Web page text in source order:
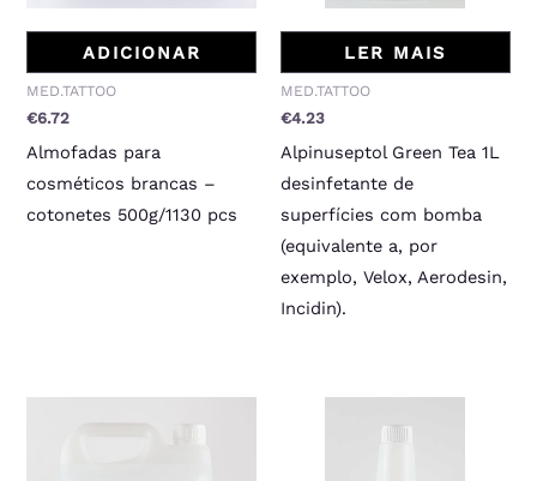
ADICIONAR
MED.TATTOO
€6.72
Almofadas para
cosméticos brancas –
cotonetes 500g/1130 pcs
LER MAIS
MED.TATTOO
€4.23
Alpinuseptol Green Tea 1L
desinfetante de
superfícies com bomba
(equivalente a, por
exemplo, Velox, Aerodesin,
Incidin).